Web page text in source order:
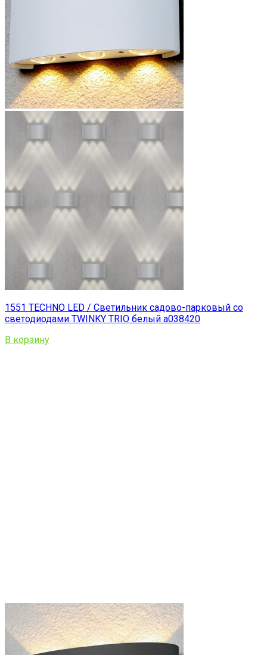
1551 TECHNO LED / Светильник садово-парковый со
светодиодами TWINKY TRIO белый a038420
В корзину